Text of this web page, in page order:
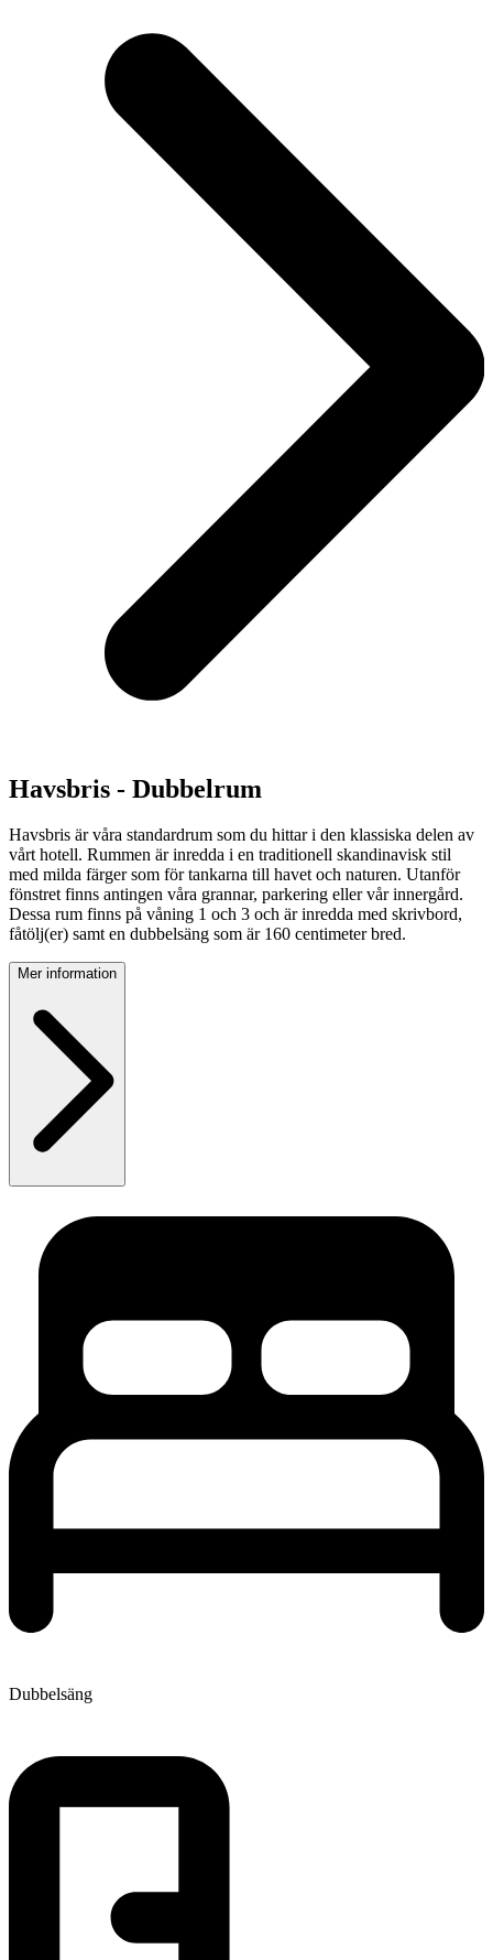
Havsbris - Dubbelrum
Havsbris är våra standardrum som du hittar i den klassiska delen av
vårt hotell. Rummen är inredda i en traditionell skandinavisk stil
med milda färger som för tankarna till havet och naturen. Utanför
fönstret finns antingen våra grannar, parkering eller vår innergård.
Dessa rum finns på våning 1 och 3 och är inredda med skrivbord,
fåtölj(er) samt en dubbelsäng som är 160 centimeter bred.
Mer information
Dubbelsäng